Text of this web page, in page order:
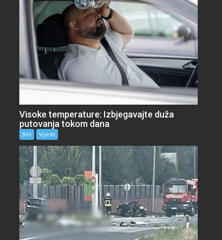
Visoke temperature: Izbjegavajte duža
putovanja tokom dana
BiH Vijesti